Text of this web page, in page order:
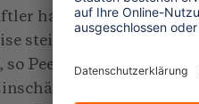
haben keine andere
steigen, werden sich
Peeters. Doch
von Matt